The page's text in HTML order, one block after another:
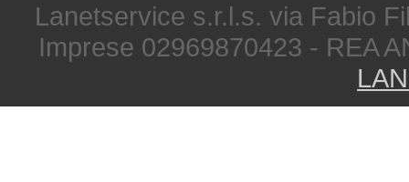
Lanetservice s.r.l.s. via Fabio
Imprese 02969870423 - REA